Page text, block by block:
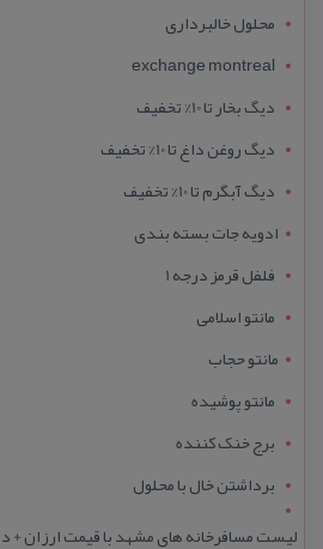
محلول خالبرداری
exchange montreal
دیگ بخار تا 10% تخفیف
دیگ روغن داغ تا 10% تخفیف
دیگ آبگرم تا 10% تخفیف
ادویه جات بسته بندی
فلفل قرمز درجه 1
مانتو اسلامی
مانتو حجاب
مانتو پوشیده
برج خنک کننده
برداشتن خال با محلول
لیست مسافرخانه های مشهد با قیمت ارزان + داری